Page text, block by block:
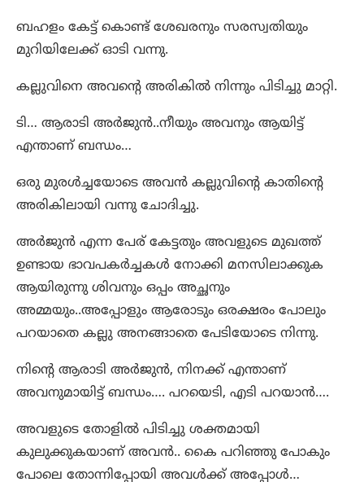
ബഹളം കേട്ട് കൊണ്ട് ശേഖരനും സരസ്വതിയും
മുറിയിലേക്ക് ഓടി വന്നു.
കല്ലുവിനെ അവന്റെ അരികിൽ നിന്നും പിടിച്ചു മാറ്റി.
ടി… ആരാടി അർജുൻ..നീയും അവനും ആയിട്ട്
എന്താണ് ബന്ധം…
ഒരു മുരൾച്ചയോടെ അവൻ കല്ലുവിന്റെ കാതിന്റെ
അരികിലായി വന്നു ചോദിച്ചു.
അർജുൻ എന്ന പേര് കേട്ടതും അവളുടെ മുഖത്ത്
ഉണ്ടായ ഭാവപകർച്ചകൾ നോക്കി മനസിലാക്കുക
ആയിരുന്നു ശിവനും ഒപ്പം അച്ഛനും
അമ്മയും..അപ്പോളും ആരോടും ഒരക്ഷരം പോലും
പറയാതെ കല്ലു അനങ്ങാതെ പേടിയോടെ നിന്നു.
നിന്റെ ആരാടി അർജുൻ, നിനക്ക് എന്താണ്
അവനുമായിട്ട് ബന്ധം…. പറയെടി, എടി പറയാൻ….
അവളുടെ തോളിൽ പിടിച്ചു ശക്തമായി
കുലുക്കുകയാണ് അവൻ.. കൈ പറിഞ്ഞു പോകും
പോലെ തോന്നിപ്പോയി അവൾക്ക് അപ്പോൾ…